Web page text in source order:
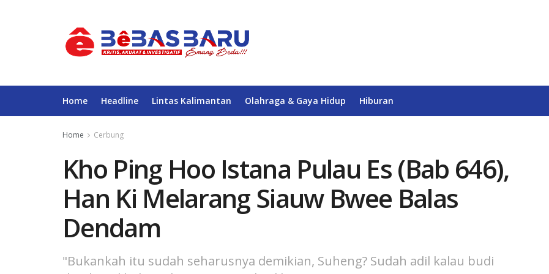
Home Headline Lintas Kalimantan Olahraga & Gaya Hidup Hiburan
Home Cerbung
Kho Ping Hoo Istana Pulau Es (Bab 646),
Han Ki Melarang Siauw Bwee Balas
Dendam
"Bukankah itu sudah seharusnya demikian, Suheng? Sudah adil kalau budi